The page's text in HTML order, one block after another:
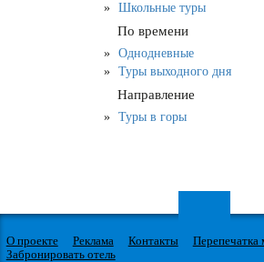
Школьные туры
По времени
Однодневные
Туры выходного дня
Направление
Туры в горы
О проекте Реклама Контакты Перепечатка
Забронировать отель